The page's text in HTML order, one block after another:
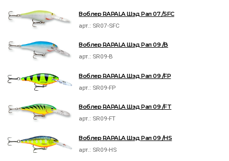
Воблер RAPALA Шэд Рап 07 /SFC
арт.: SR07-SFC
Воблер RAPALA Шэд Рап 09 /B
арт.: SR09-B
Воблер RAPALA Шэд Рап 09 /FP
арт.: SR09-FP
Воблер RAPALA Шэд Рап 09 /FT
арт.: SR09-FT
Воблер RAPALA Шэд Рап 09 /HS
арт.: SR09-HS